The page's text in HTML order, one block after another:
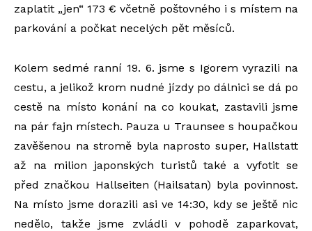
zaplatit „jen“ 173 € včetně poštovného i s místem na
parkování a počkat necelých pět měsíců.
Kolem sedmé ranní 19. 6. jsme s Igorem vyrazili na
cestu, a jelikož krom nudné jízdy po dálnici se dá po
cestě na místo konání na co koukat, zastavili jsme
na pár fajn místech. Pauza u Traunsee s houpačkou
zavěšenou na stromě byla naprosto super, Hallstatt
až na milion japonských turistů také a vyfotit se
před značkou Hallseiten (Hailsatan) byla povinnost.
Na místo jsme dorazili asi ve 14:30, kdy se ještě nic
nedělo, takže jsme zvládli v pohodě zaparkovat,